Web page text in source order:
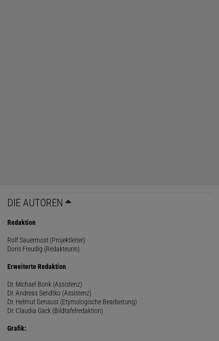
DIE AUTOREN
Redaktion
Rolf Sauermost (Projektleiter)
Doris Freudig (Redakteurin)
Erweiterte Redaktion
Dr. Michael Bonk (Assistenz)
Dr. Andreas Sendtko (Assistenz)
Dr. Helmut Genaust (Etymologische Bearbeitung)
Dr. Claudia Gack (Bildtafelredaktion)
Grafik: